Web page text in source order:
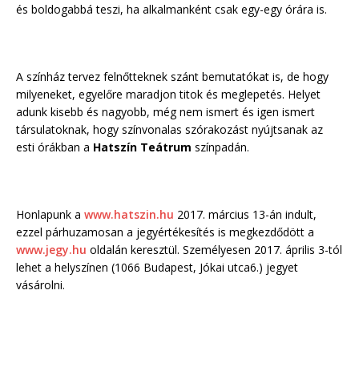
és boldogabbá teszi, ha alkalmanként csak egy-egy órára is.
A színház tervez felnőtteknek szánt bemutatókat is, de hogy
milyeneket, egyelőre maradjon titok és meglepetés. Helyet
adunk kisebb és nagyobb, még nem ismert és igen ismert
társulatoknak, hogy színvonalas szórakozást nyújtsanak az
esti órákban a Hatszín Teátrum színpadán.
Honlapunk a www.hatszin.hu 2017. március 13-án indult,
ezzel párhuzamosan a jegyértékesítés is megkezdődött a
www.jegy.hu oldalán keresztül. Személyesen 2017. április 3-tól
lehet a helyszínen (1066 Budapest, Jókai utca6.) jegyet
vásárolni.